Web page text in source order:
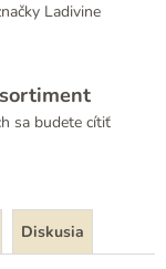
Ladivine
sa budete cítiť
Diskusia